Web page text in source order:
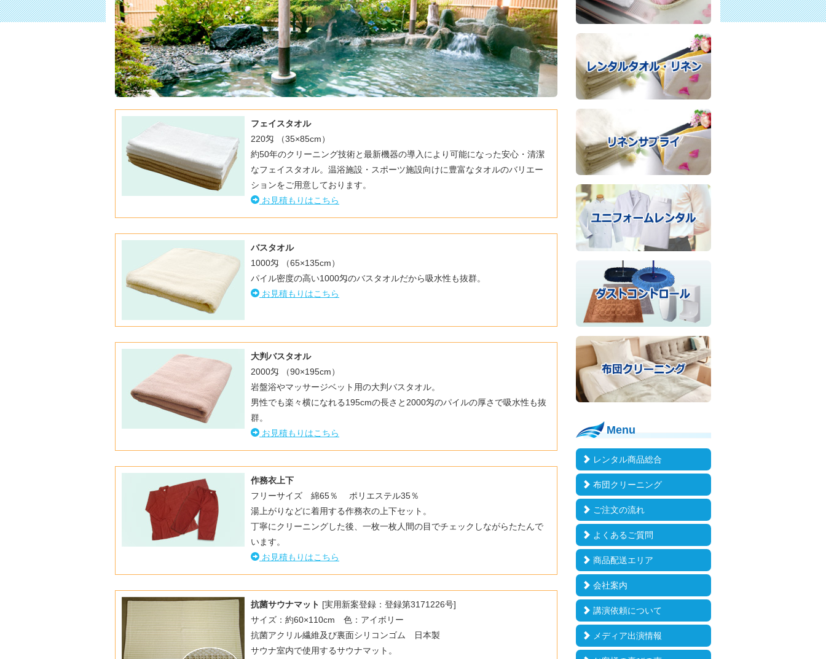
フェイスタオル
220匁 （35×85cm）
約50年のクリーニング技術と最新機器の導入により可能になった安心・清潔
なフェイスタオル。温浴施設・スポーツ施設向けに豊富なタオルのバリエー
ションをご用意しております。
お見積もりはこちら
バスタオル
1000匁 （65×135cm）
パイル密度の高い1000匁のバスタオルだから吸水性も抜群。
お見積もりはこちら
大判バスタオル
2000匁 （90×195cm）
岩盤浴やマッサージベット用の大判バスタオル。
男性でも楽々横になれる195cmの長さと2000匁のパイルの厚さで吸水性も抜
群。
お見積もりはこちら
作務衣上下
フリーサイズ 綿65％ ポリエステル35％
湯上がりなどに着用する作務衣の上下セット。
丁寧にクリーニングした後、一枚一枚人間の目でチェックしながらたたんで
います。
お見積もりはこちら
抗菌サウナマット [実用新案登録：登録第3171226号]
サイズ：約60×110cm 色：アイボリー
抗菌アクリル繊維及び裏面シリコンゴム 日本製
サウナ室内で使用するサウナマット。
Menu
レンタル商品総合
布団クリーニング
ご注文の流れ
よくあるご質問
商品配送エリア
会社案内
講演依頼について
メディア出演情報